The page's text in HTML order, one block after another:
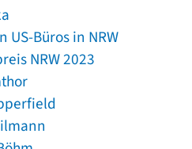
US-Büros in NRW
NRW 2023